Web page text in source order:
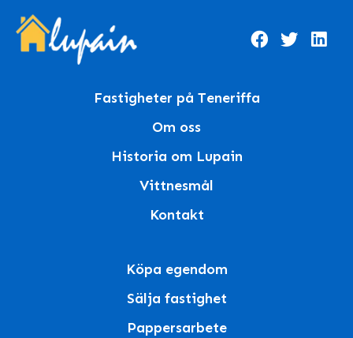
Fastigheter på Teneriffa
Om oss
Historia om Lupain
Vittnesmål
Kontakt
Köpa egendom
Sälja fastighet
Pappersarbete